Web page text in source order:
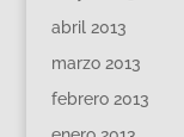
abril 2013
marzo 2013
febrero 2013